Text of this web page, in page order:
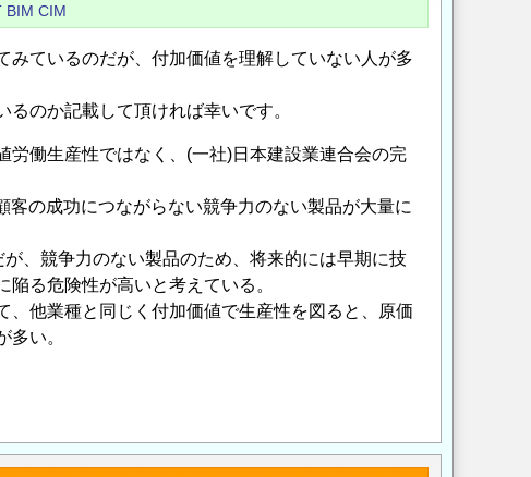
BIM CIM
みているのだが、付加価値を理解していない人が多
のか記載して頂ければ幸いです。
働生産性ではなく、(一社)日本建設業連合会の完
の成功につながらない競争力のない製品が大量に
、競争⼒のない製品のため、将来的には早期に技
る危険性が⾼いと考えている。
他業種と同じく付加価値で生産性を図ると、原価
い。